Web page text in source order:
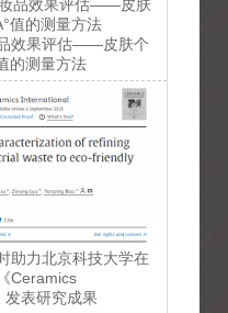
效果评估——皮肤个
的测量方法
助力北京科技大学在
Ceramics
表研究成果